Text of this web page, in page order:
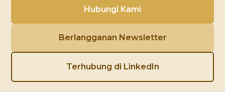
Hubungi Kami
Berlangganan Newsletter
Terhubung di LinkedIn